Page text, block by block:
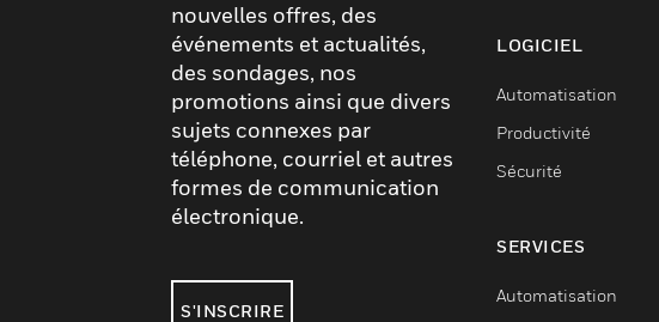
nouvelles offres, des
événements et actualités,
des sondages, nos
promotions ainsi que divers
sujets connexes par
téléphone, courriel et autres
formes de communication
électronique.
S'INSCRIRE
LOGICIEL
Automatisation
Productivité
Sécurité
SERVICES
Automatisation